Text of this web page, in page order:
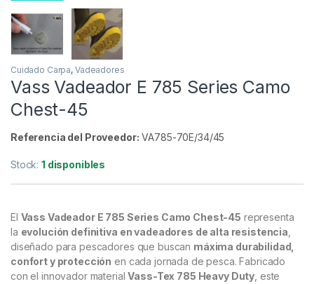
Cuidado Carpa, Vadeadores
Vass Vadeador E 785 Series Camo
Chest-45
Referencia del Proveedor: VA785-70E/34/45
Stock:1 disponibles
El Vass Vadeador E 785 Series Camo Chest-45 representa
la evolución definitiva en vadeadores de alta resistencia
diseñado para pescadores que buscan máxima durabilidad,
confort y protección en cada jornada de pesca. Fabricado
con el innovador materialVass-Tex 785 Heavy Duty , este